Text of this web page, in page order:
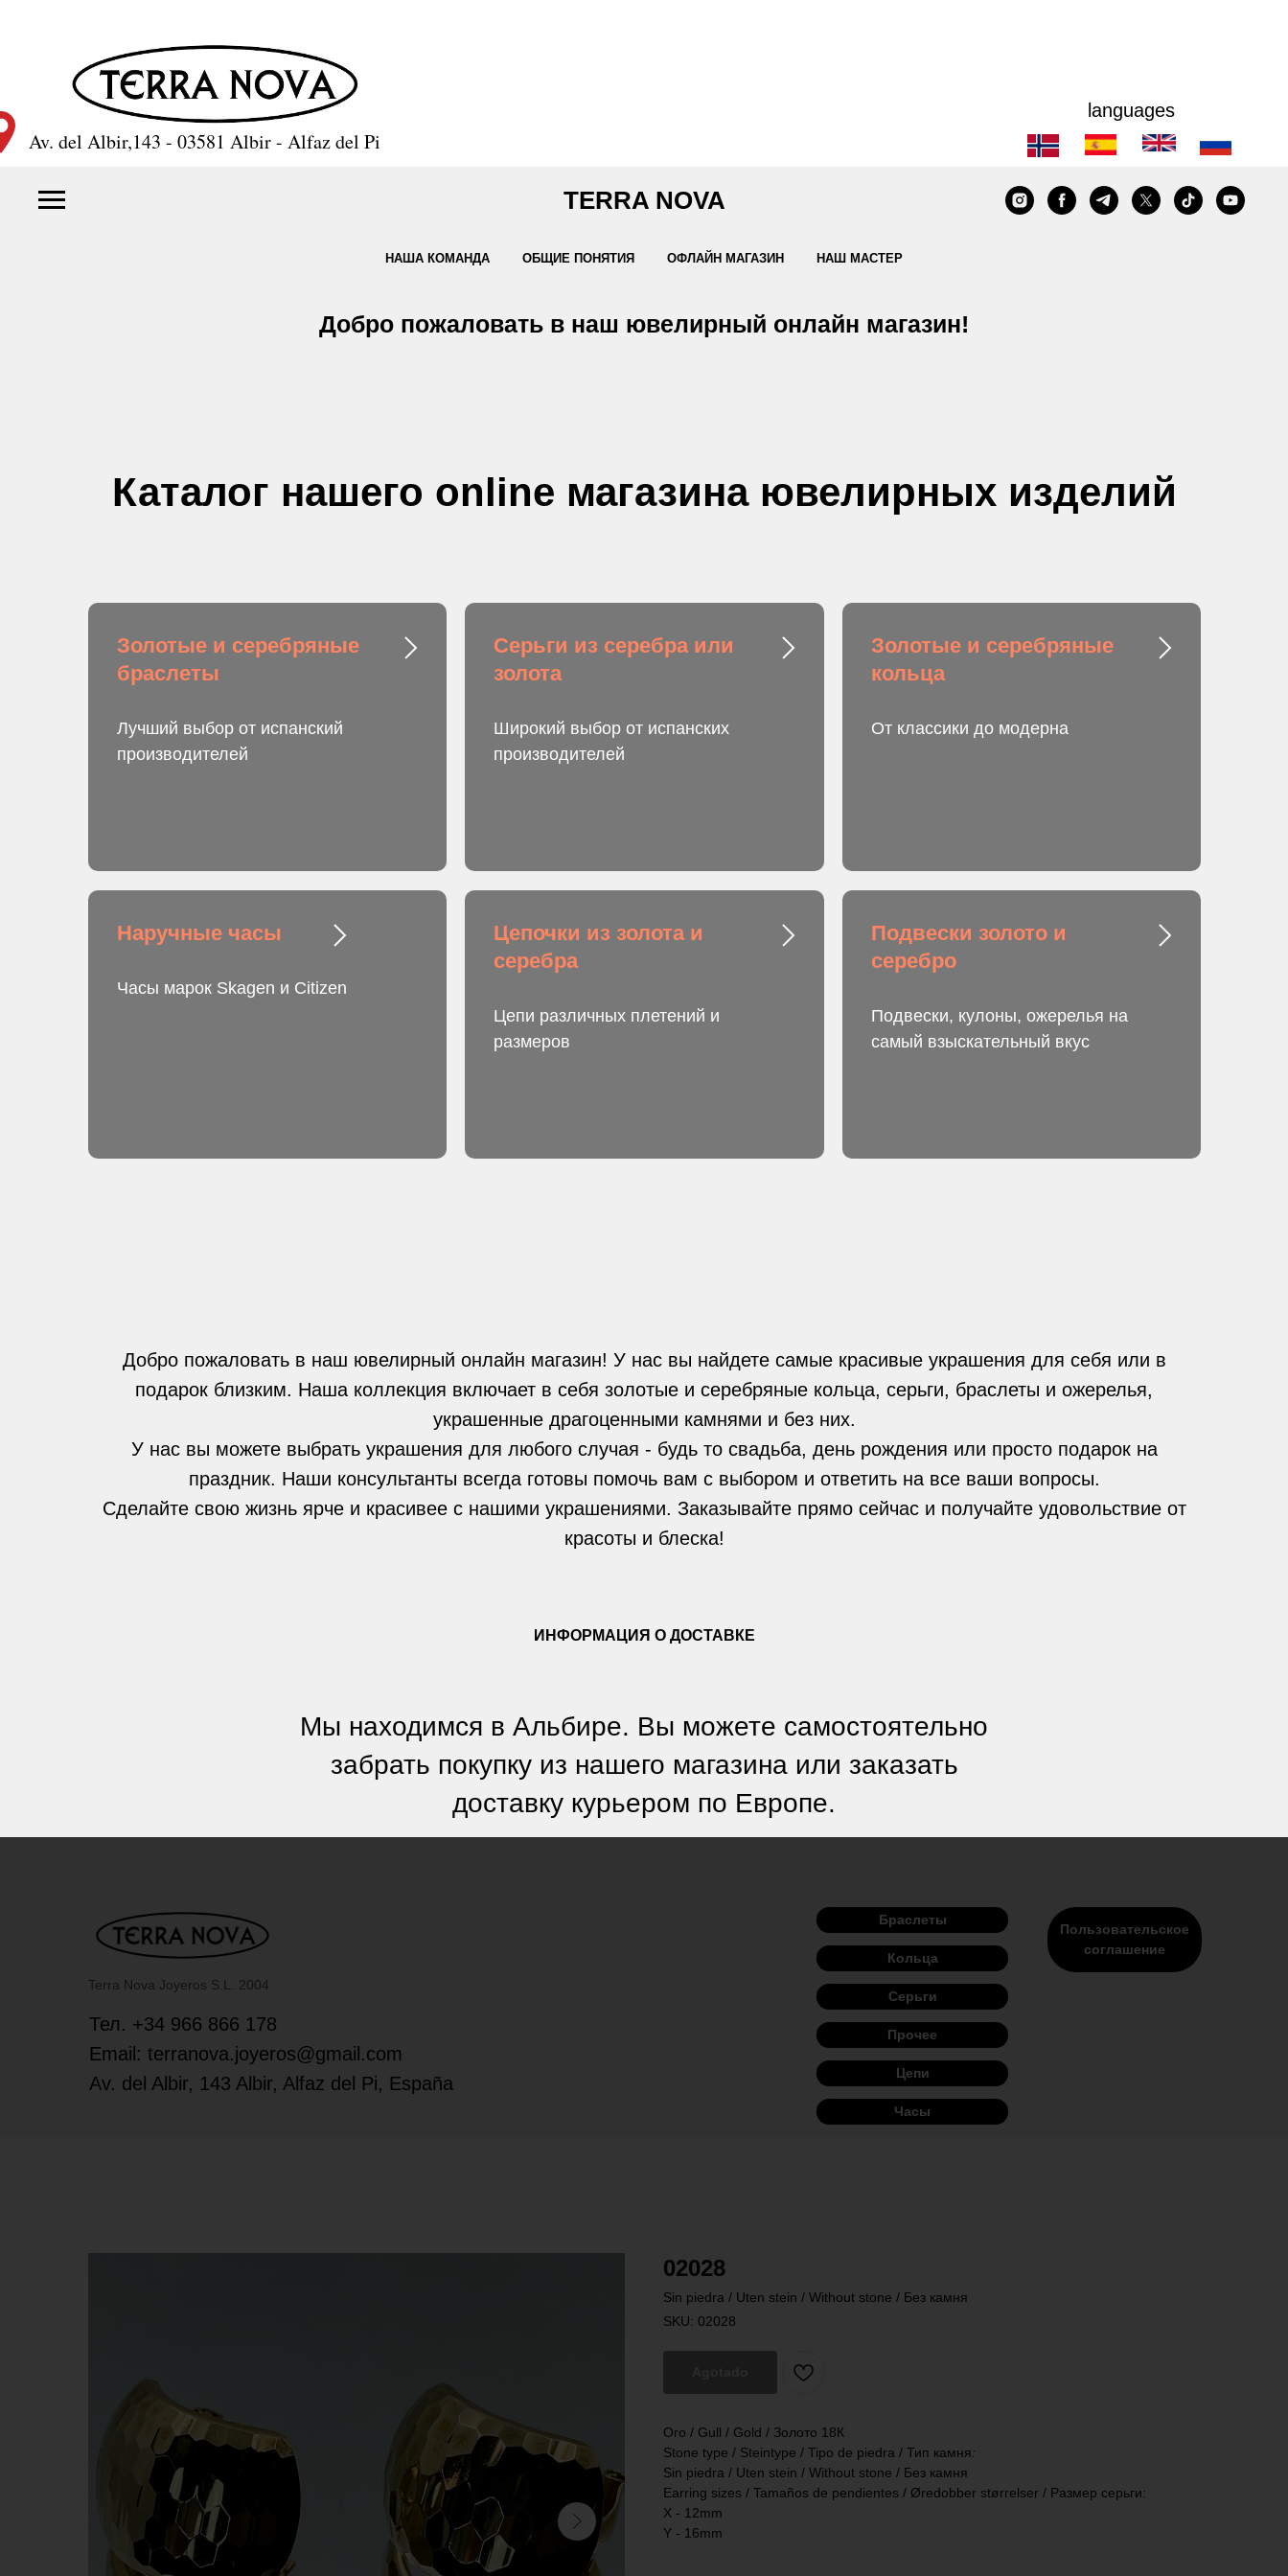
Av. del Albir,143 - 03581 Albir - Alfaz del Pi
languages
TERRA NOVA
НАША КОМАНДА ОБЩИЕ ПОНЯТИЯ ОФЛАЙН МАГАЗИН НАШ МАСТЕР
Добро пожаловать в наш ювелирный онлайн магазин!
Каталог нашего online магазина ювелирных изделий
Золотые и серебряные
браслеты
Лучший выбор от испанский
производителей
Серьги из серебра или
золота
Широкий выбор от испанских
производителей
Золотые и серебряные
кольца
От классики до модерна
Наручные часы
Часы марок Skagen и Citizen
Цепочки из золота и
серебра
Цепи различных плетений и
размеров
Подвески золото и
серебро
Подвески, кулоны, ожерелья на
самый взыскательный вкус
Добро пожаловать в наш ювелирный онлайн магазин! У нас вы найдете самые красивые украшения для себя или в
подарок близким. Наша коллекция включает в себя золотые и серебряные кольца, серьги, браслеты и ожерелья,
украшенные драгоценными камнями и без них.
У нас вы можете выбрать украшения для любого случая - будь то свадьба, день рождения или просто подарок на
праздник. Наши консультанты всегда готовы помочь вам с выбором и ответить на все ваши вопросы.
Сделайте свою жизнь ярче и красивее с нашими украшениями. Заказывайте прямо сейчас и получайте удовольствие от
красоты и блеска!
ИНФОРМАЦИЯ О ДОСТАВКЕ
Мы находимся в Альбире. Вы можете самостоятельно
забрать покупку из нашего магазина или заказать
доставку курьером по Европе.
Terra Nova Joyeros S.L. 2004
Браслеты
Кольца
Серьги
Цепи
Часы
Прочее
Пользовательское
соглашение
Тел. +34 966 866 178
Email: terranova.joyeros@gmail.com
Av. del Albir, 143 Albir, Alfaz del Pi, España
02028
Sin piedra / Uten stein / Without stone / Без камня
SKU: 02028
Oro / Gull / Gold / Золото 18К
Stone type / Steintype / Tipo de piedra / Тип камня:
Sin piedra / Uten stein / Without stone / Без камня
Earring sizes / Tamaños de pendientes / Øredobber størrelser / Размер серьги:
X - 12mm
Y - 16mm